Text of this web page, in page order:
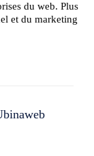
du web. Plus
et du marketing